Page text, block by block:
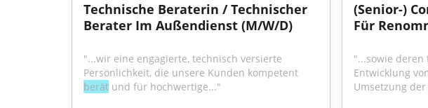
Technische Beraterin / Technischer
Berater Im Außendienst (M/W/D)
"...wir eine engagierte, technisch versierte
berät und für hochwertige..."
(Senior-)
Für
"...sowie deren
Entwicklung
Umsetzung